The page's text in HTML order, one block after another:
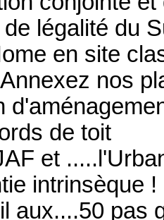
légalité du
en site
nos
de toit
et
intrinsèque
aux....50 pas